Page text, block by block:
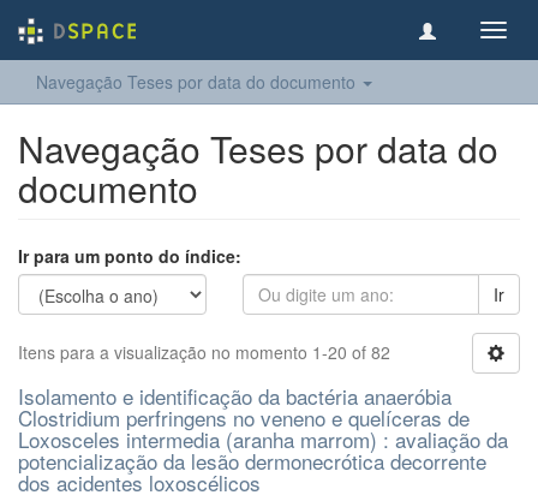
Navegação Teses por data do documento
Navegação Teses por data do
documento
Ir para um ponto do índice:
Ir
Itens para a visualização no momento 1-20 of 82
Isolamento e identificação da bactéria anaeróbia
Clostridium perfringens no veneno e quelíceras de
Loxosceles intermedia (aranha marrom) : avaliação da
potencialização da lesão dermonecrótica decorrente
dos acidentes loxoscélicos